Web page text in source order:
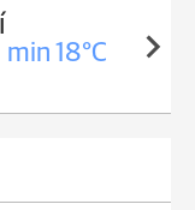
min 18°C